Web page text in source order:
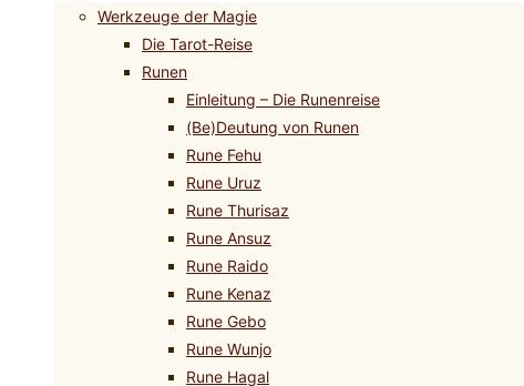
Werkzeuge der Magie
Die Tarot-Reise
Runen
Einleitung – Die Runenreise
(Be)Deutung von Runen
Rune Fehu
Rune Uruz
Rune Thurisaz
Rune Ansuz
Rune Raido
Rune Kenaz
Rune Gebo
Rune Wunjo
Rune Hagal